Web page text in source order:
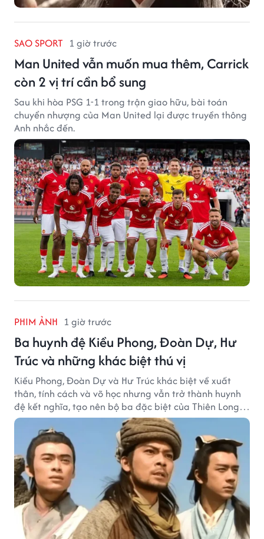
SAO SPORT 1 giờ trước
Man United vẫn muốn mua thêm, Carrick
còn 2 vị trí cần bổ sung
Sau khi hòa PSG 1-1 trong trận giao hữu, bài toán
chuyển nhượng của Man United lại được truyền thông
Anh nhắc đến.
PHIM ẢNH 1 giờ trước
Ba huynh đệ Kiều Phong, Đoàn Dự, Hư
Trúc và những khác biệt thú vị
Kiều Phong, Đoàn Dự và Hư Trúc khác biệt về xuất
thân, tính cách và võ học nhưng vẫn trở thành huynh
đệ kết nghĩa, tạo nên bộ ba đặc biệt của Thiên Long
Bát Bộ.